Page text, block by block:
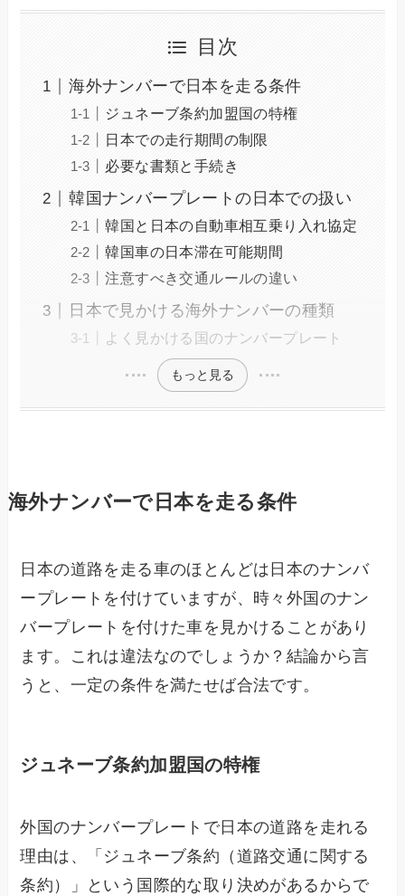
目次
海外ナンバーで日本を走る条件
ジュネーブ条約加盟国の特権
日本での走行期間の制限
必要な書類と手続き
韓国ナンバープレートの日本での扱い
韓国と日本の自動車相互乗り入れ協定
韓国車の日本滞在可能期間
注意すべき交通ルールの違い
日本で見かける海外ナンバーの種類
よく見かける国のナンバープレート
もっと見る
海外ナンバーで日本を走る条件
日本の道路を走る車のほとんどは日本のナンバ
ープレートを付けていますが、時々外国のナン
バープレートを付けた車を見かけることがあり
ます。これは違法なのでしょうか？結論から言
うと、一定の条件を満たせば合法です。
ジュネーブ条約加盟国の特権
外国のナンバープレートで日本の道路を走れる
理由は、「ジュネーブ条約（道路交通に関する
条約）」という国際的な取り決めがあるからで